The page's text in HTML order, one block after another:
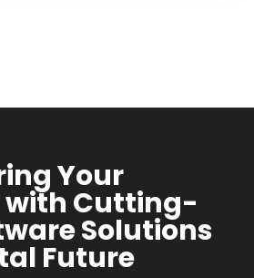
Your
with Cutting-
Solutions
Future